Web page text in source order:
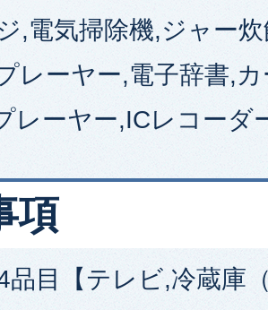
,電気掃除機,ジャー
レーヤー,電子辞書,
レーヤー,ICレコーダ
項
品目【テレビ,冷蔵庫